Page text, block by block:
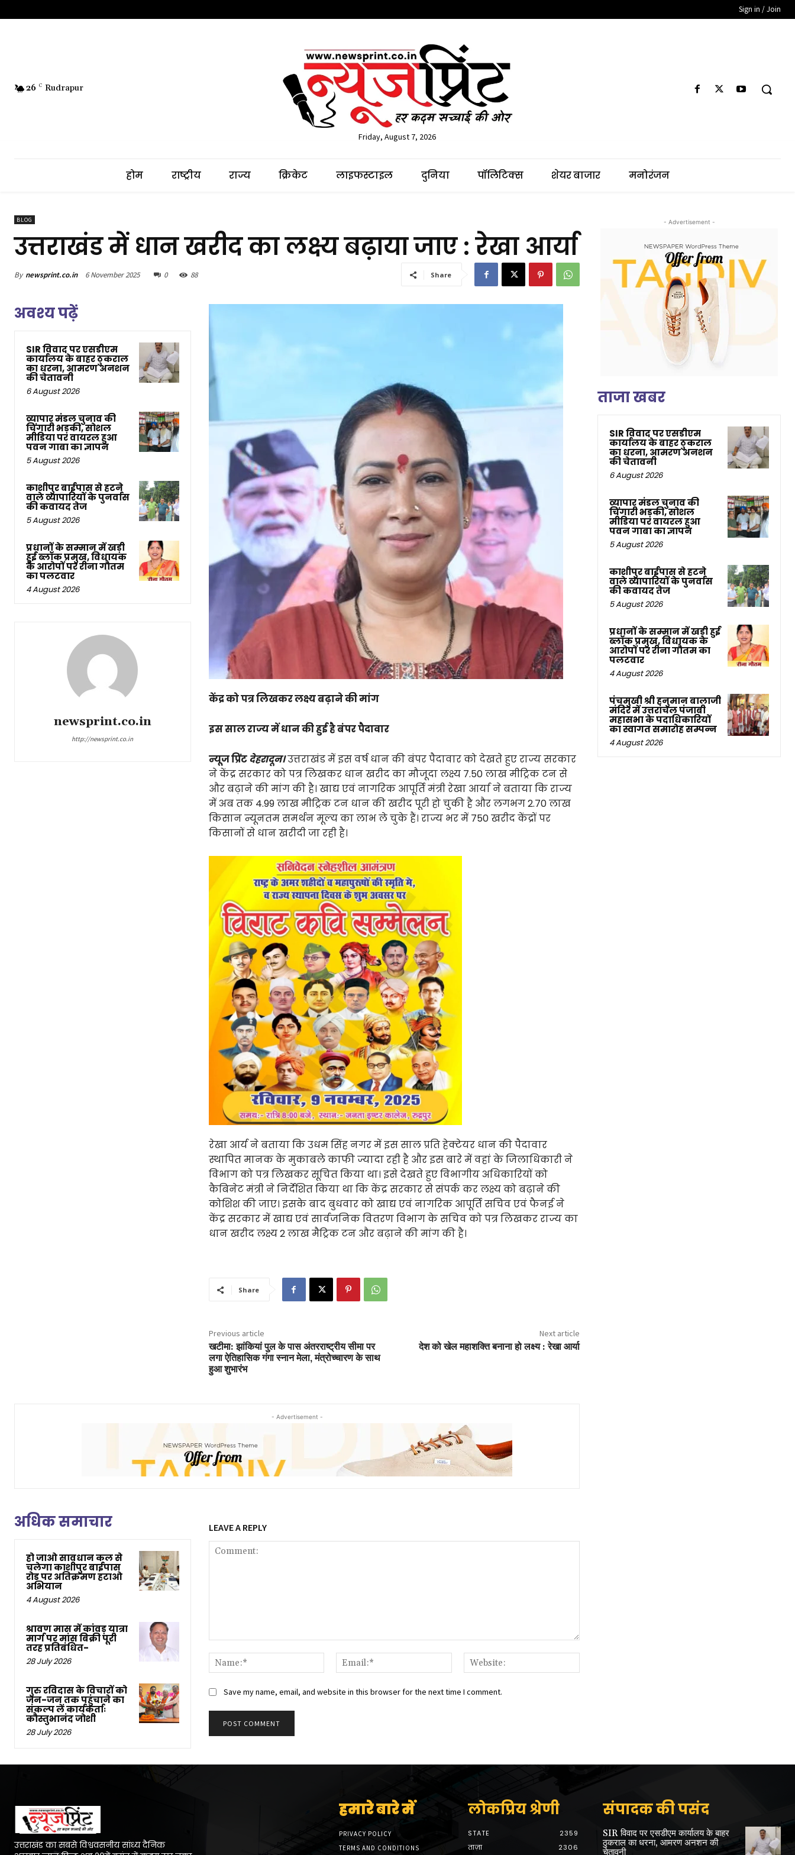
Sign in / Join
26 C Rudrapur
Friday, August 7, 2026
होम राष्ट्रीय राज्य क्रिकेट लाइफस्टाइल दुनिया पॉलिटिक्स शेयर बाजार मनोरंजन
BLOG
उत्तराखंड में धान खरीद का लक्ष्य बढ़ाया जाए : रेखा आर्या
By newsprint.co.in 6 November 2025 0 88 Share
अवश्य पढ़ें
SIR विवाद पर एसडीएम
कार्यालय के बाहर ठुकराल
का धरना, आमरण अनशन
की चेतावनी
6 August 2026
व्यापार मंडल चुनाव की
चिंगारी भड़की, सोशल
मीडिया पर वायरल हुआ
पवन गाबा का ज्ञापन
5 August 2026
काशीपुर बाईपास से हटने
वाले व्यापारियों के पुनर्वास
की कवायद तेज
5 August 2026
प्रधानों के सम्मान में खड़ी
हुई ब्लॉक प्रमुख, विधायक
के आरोपों पर रीना गौतम
का पलटवार
4 August 2026
newsprint.co.in
http://newsprint.co.in
केंद्र को पत्र लिखकर लक्ष्य बढ़ाने की मांग
इस साल राज्य में धान की हुई है बंपर पैदावार
न्यूज प्रिंटदेहरादून।उत्तराखंड में इस वर्ष धान की बंपर पैदावार को देखते हुए राज्य सरकार
ने केंद्र सरकार को पत्र लिखकर धान खरीद का मौजूदा लक्ष्य 7.50 लाख मीट्रिक टन से
और बढ़ाने की मांग की है। खाद्य एवं नागरिक आपूर्ति मंत्री रेखा आर्या ने बताया कि राज्य
में अब तक 4.99 लाख मीट्रिक टन धान की खरीद पूरी हो चुकी है और लगभग 2.70 लाख
किसान न्यूनतम समर्थन मूल्य का लाभ ले चुके हैं। राज्य भर में 750 खरीद केंद्रों पर
किसानों से धान खरीदी जा रही है।
रेखा आर्य ने बताया कि उधम सिंह नगर में इस साल प्रति हेक्टेयर धान की पैदावार
स्थापित मानक के मुकाबले काफी ज्यादा रही है और इस बारे में वहां के जिलाधिकारी ने
विभाग को पत्र लिखकर सूचित किया था। इसे देखते हुए विभागीय अधिकारियों को
कैबिनेट मंत्री ने निर्देशित किया था कि केंद्र सरकार से संपर्क कर लक्ष्य को बढ़ाने की
कोशिश की जाए। इसके बाद बुधवार को खाद्य एवं नागरिक आपूर्ति सचिव एवं फैनई ने
केंद्र सरकार में खाद्य एवं सार्वजनिक वितरण विभाग के सचिव को पत्र लिखकर राज्य का
धान खरीद लक्ष्य 2 लाख मैट्रिक टन और बढ़ाने की मांग की है।
Share
Previous article
खटीमा: झांकियां पुल के पास अंतरराष्ट्रीय सीमा पर
लगा ऐतिहासिक गंगा स्नान मेला, मंत्रोच्चारण के साथ
हुआ शुभारंभ
Next article
देश को खेल महाशक्ति बनाना हो लक्ष्य : रेखा आर्या
- Advertisement -
अधिक समाचार
हो जाओ सावधान कल से
चलेगा काशीपुर बाईपास
रोड पर अतिक्रमण हटाओ
अभियान
4 August 2026
श्रावण मास में कांवड़ यात्रा
मार्ग पर मांस बिक्री पूरी
तरह प्रतिबंधित-
28 July 2026
गुरु रविदास के विचारों को
जन-जन तक पहुंचाने का
संकल्प लें कार्यकर्ताः
कौस्तुभानंद जोशी
28 July 2026
LEAVE A REPLY
Name:*
Email:*
Save my name, email, and website in this browser for the next time I comment.
- Advertisement -
ताजा खबर
SIR विवाद पर एसडीएम
कार्यालय के बाहर ठुकराल
का धरना, आमरण अनशन
की चेतावनी
6 August 2026
व्यापार मंडल चुनाव की
चिंगारी भड़की, सोशल
मीडिया पर वायरल हुआ
पवन गाबा का ज्ञापन
5 August 2026
काशीपुर बाईपास से हटने
वाले व्यापारियों के पुनर्वास
की कवायद तेज
5 August 2026
प्रधानों के सम्मान में खड़ी हुई
ब्लॉक प्रमुख, विधायक के
आरोपों पर रीना गौतम का
पलटवार
4 August 2026
पंचमुखी श्री हनुमान बालाजी
मंदिर में उत्तरांचल पंजाबी
महासभा के पदाधिकारियों
का स्वागत समारोह सम्पन्न
4 August 2026
उत्तराखंड का सबसे विश्ववसनीय सांध्य दैनिक
हमारे बारे में
PRIVACY POLICY
TERMS AND CONDITIONS
लोकप्रिय श्रेणी
STATE
2359
ताज़ा
2306
संपादक की पसंद
SIR विवाद पर एसडीएम कार्यालय के बाहर
ठुकराल का धरना, आमरण अनशन की
चेतावनी